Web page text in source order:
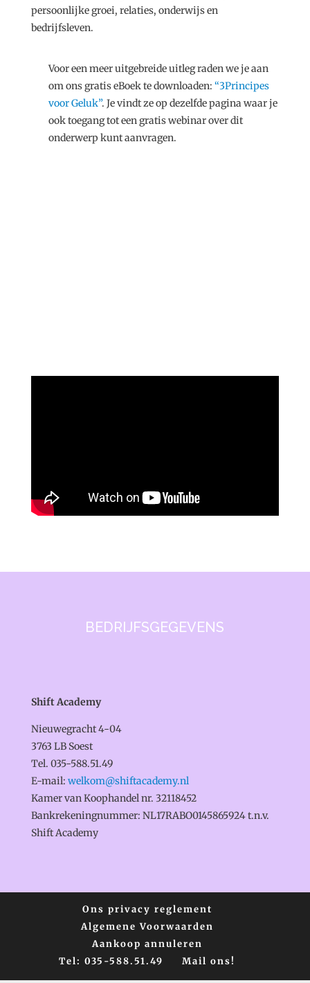
persoonlijke groei, relaties, onderwijs en
bedrijfsleven.
Voor een meer uitgebreide uitleg raden we je aan
om ons gratis eBoek te downloaden: “3Principes
voor Geluk”. Je vindt ze op dezelfde pagina waar je
ook toegang tot een gratis webinar over dit
onderwerp kunt aanvragen.
BEDRIJFSGEGEVENS
Shift Academy
Nieuwegracht 4-04
3763 LB Soest
Tel. 035-588.51.49
E-mail: welkom@shiftacademy.nl
Kamer van Koophandel nr. 32118452
Bankrekeningnummer: NL17RABO0145865924 t.n.v.
Shift Academy
Ons privacy reglement
Algemene Voorwaarden
Aankoop annuleren
Tel: 035-588.51.49
Mail ons!